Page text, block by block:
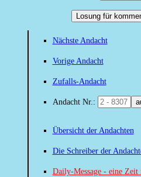
Losung für
Nächste Andacht
Vorige Andacht
Zufalls-Andacht
Andacht Nr.:
Übersicht der Andachten
Die Schreiber der
Daily-Message - eine Zeit